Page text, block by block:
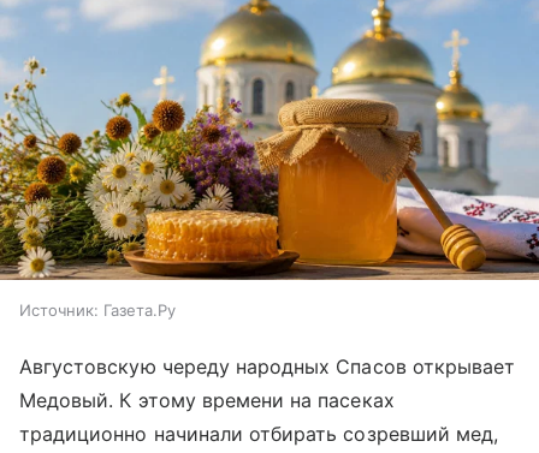
Источник: Газета.Ру
Августовскую череду народных Спасов открывает
Медовый. К этому времени на пасеках
традиционно начинали отбирать созревший мед,